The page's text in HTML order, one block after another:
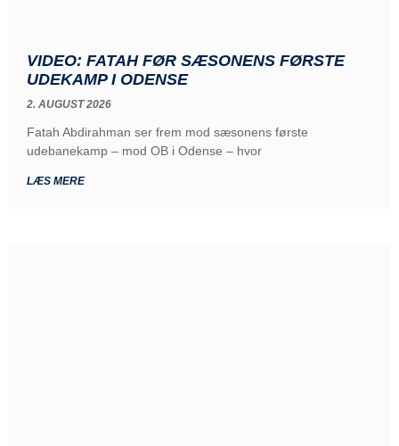
VIDEO: FATAH FØR SÆSONENS FØRSTE
UDEKAMP I ODENSE
2. AUGUST 2026
Fatah Abdirahman ser frem mod sæsonens første
udebanekamp – mod OB i Odense – hvor
LÆS MERE